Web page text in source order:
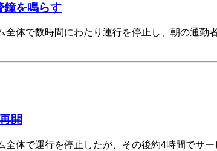
鐘を鳴らす
体で数時間にわたり運行を停止し、朝の通
開
体で運行を停止したが、その後約4時間でサ